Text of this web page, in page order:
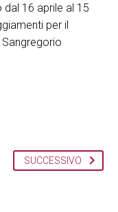
dal 16 aprile al 15
per il
SUCCESSIVO